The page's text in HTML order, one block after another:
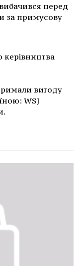
перед
за примусову
керівництва
вигоду
WSJ